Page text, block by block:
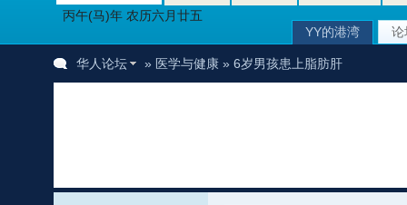
丙午(马)年 农历六月廿五
YY的港湾 论
华人论坛 » 医学与健康» 6岁男孩患上脂肪肝